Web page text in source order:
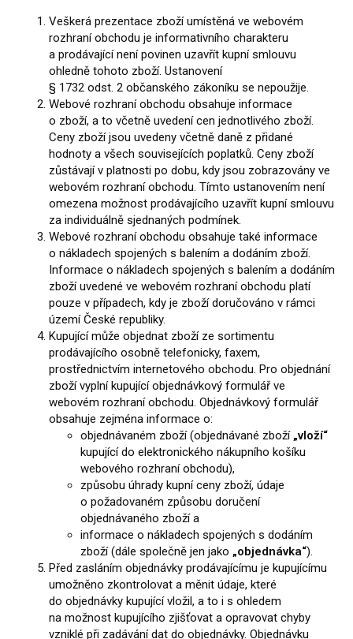
Veškerá prezentace zboží umístěná ve webovém
rozhraní obchodu je informativního charakteru
a prodávající není povinen uzavřít kupní smlouvu
ohledně tohoto zboží. Ustanovení
§ 1732 odst. 2 občanského zákoníku se nepoužije.
Webové rozhraní obchodu obsahuje informace
o zboží, a to včetně uvedení cen jednotlivého zboží.
Ceny zboží jsou uvedeny včetně daně z přidané
hodnoty a všech souvisejících poplatků. Ceny zboží
zůstávají v platnosti po dobu, kdy jsou zobrazovány ve
webovém rozhraní obchodu. Tímto ustanovením není
omezena možnost prodávajícího uzavřít kupní smlouvu
za individuálně sjednaných podmínek.
Webové rozhraní obchodu obsahuje také informace
o nákladech spojených s balením a dodáním zboží.
Informace o nákladech spojených s balením a dodáním
zboží uvedené ve webovém rozhraní obchodu platí
pouze v případech, kdy je zboží doručováno v rámci
území České republiky.
Kupující může objednat zboží ze sortimentu
prodávajícího osobně telefonicky, faxem,
prostřednictvím internetového obchodu. Pro objednání
zboží vyplní kupující objednávkový formulář ve
webovém rozhraní obchodu. Objednávkový formulář
obsahuje zejména informace o:
objednávaném zboží (objednávané zboží „vloží“
kupující do elektronického nákupního košíku
webového rozhraní obchodu),
způsobu úhrady kupní ceny zboží, údaje
o požadovaném způsobu doručení
objednávaného zboží a
informace o nákladech spojených s dodáním
zboží (dále společně jen jako „objednávka“).
Před zasláním objednávky prodávajícímu je kupujícímu
umožněno zkontrolovat a měnit údaje, které
do objednávky kupující vložil, a to i s ohledem
na možnost kupujícího zjišťovat a opravovat chyby
vzniklé při zadávání dat do objednávky. Objednávku